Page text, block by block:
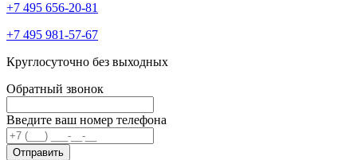
+7 495 656-20-81
+7 495 981-57-67
Круглосуточно без выходных
Обратный звонок
Введите ваш номер телефона